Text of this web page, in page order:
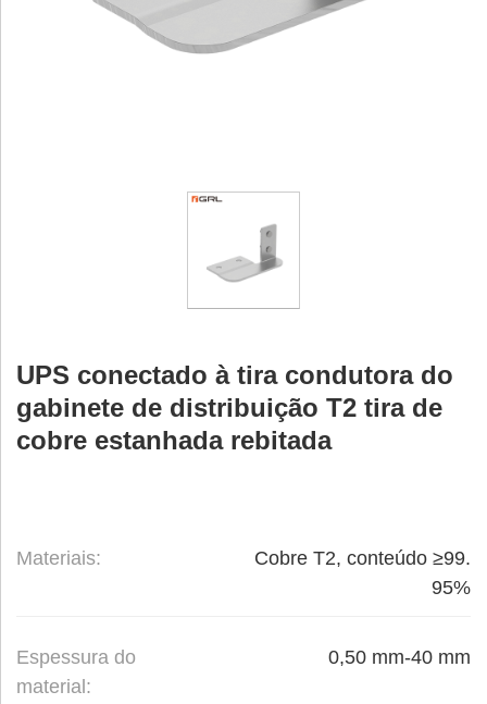
UPS conectado à tira condutora do
gabinete de distribuição T2 tira de
cobre estanhada rebitada
Materiais:
Cobre T2, conteúdo ≥99.
95%
Espessura do
material:
0,50 mm-40 mm